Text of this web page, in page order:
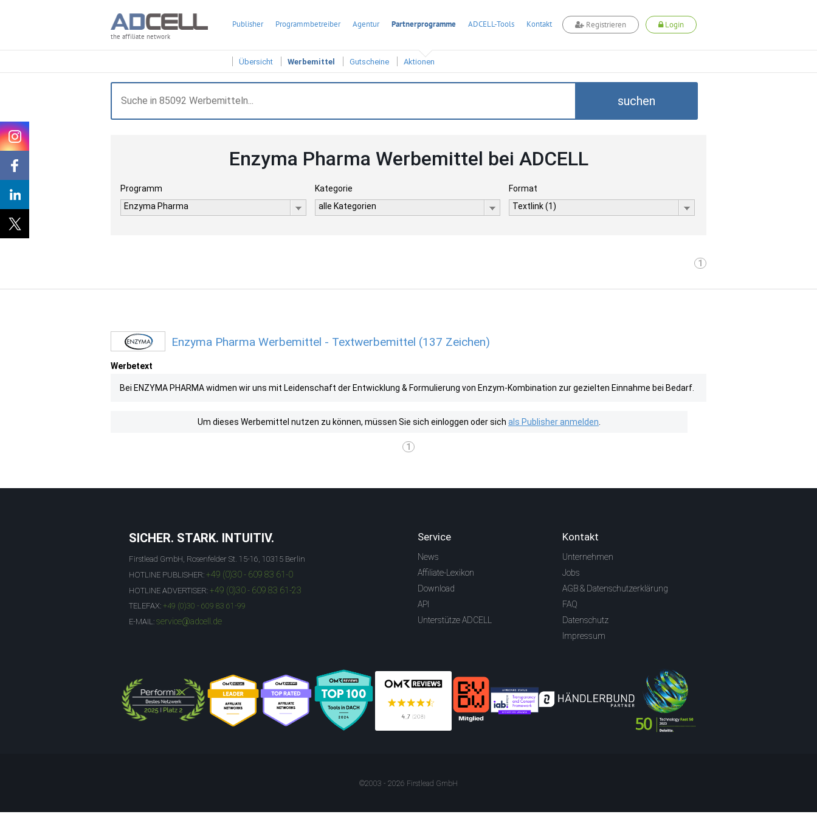
the affiliate network
Publisher Programmbetreiber Agentur Partnerprogramme ADCELL-Tools Kontakt Registrieren Login
Übersicht Werbemittel Gutscheine Aktionen
suchen
Enzyma Pharma Werbemittel bei ADCELL
Programm
Enzyma Pharma
Kategorie
alle Kategorien
Format
Textlink (1)
1
Enzyma Pharma Werbemittel - Textwerbemittel (137 Zeichen)
Werbetext
Bei ENZYMA PHARMA widmen wir uns mit Leidenschaft der Entwicklung & Formulierung von Enzym-Kombination zur gezielten Einnahme bei Bedarf.
Um dieses Werbemittel nutzen zu können, müssen Sie sich einloggen oder sich als Publisher anmelden
1
SICHER. STARK. INTUITIV.
Firstlead GmbH, Rosenfelder St. 15-16, 10315 Berlin
HOTLINE PUBLISHER: +49 (0)30 - 609 83 61-0
HOTLINE ADVERTISER: +49 (0)30 - 609 83 61-23
TELEFAX: +49 (0)30 - 609 83 61-99
E-MAIL: service@adcell.de
Service
News
Affiliate-Lexikon
Download
API
Unterstütze ADCELL
Kontakt
Unternehmen
Jobs
AGB & Datenschutzerklärung
FAQ
Datenschutz
Impressum
©2003 - 2026 Firstlead GmbH